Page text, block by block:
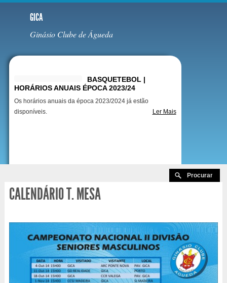
GICA
Ginásio Clube de Águeda
BASQUETEBOL |
HORÁRIOS ANUAIS ÉPOCA 2023/24
Os horários anuais da época 2023/2024 já estão
disponíveis.
Ler Mais
CALENDÁRIO T. MESA